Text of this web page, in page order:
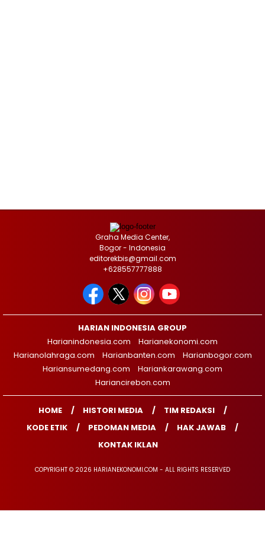
Graha Media Center,
Bogor - Indonesia
editorekbis@gmail.com
+628557777888
HARIAN INDONESIA GROUP
Harianindonesia.com
Harianekonomi.com
Harianolahraga.com
Harianbanten.com
Harianbogor.com
Hariansumedang.com
Hariankarawang.com
Hariancirebon.com
HOME HISTORI MEDIA
TIM REDAKSI
KODE ETIK
PEDOMAN MEDIA
HAK JAWAB
KONTAK IKLAN
COPYRIGHT © 2026 HARIANEKONOMI.COM - ALL RIGHTS RESERVED